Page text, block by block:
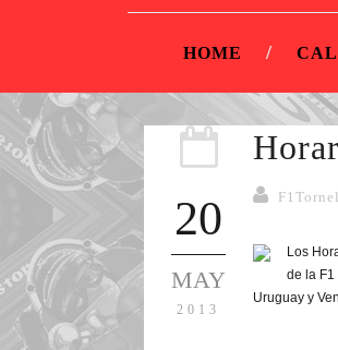
HOME
20
MAY
2013
Los
de la F1
Uruguay y